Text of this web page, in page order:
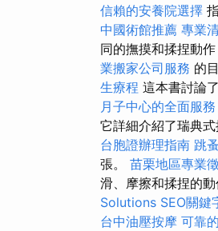
信賴的安養院選擇
中國術館推薦 專業
同的撫摸和揉捏動
業搬家公司服務 的
生療程 這本書討論
月子中心的全面服務
它詳細介紹了瑞典
台胞證辦理指南 跳
張。 苗栗地區專業
滑、摩擦和揉捏的
Solutions SEO關鍵
台中油壓按摩 可靠